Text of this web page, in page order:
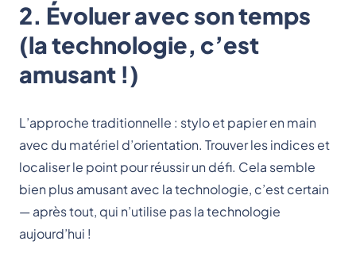
2. Évoluer avec son temps
(la technologie, c’est
amusant !)
L’approche traditionnelle : stylo et papier en main
avec du matériel d’orientation. Trouver les indices et
localiser le point pour réussir un défi. Cela semble
bien plus amusant avec la technologie, c’est certain
— après tout, qui n’utilise pas la technologie
aujourd’hui !